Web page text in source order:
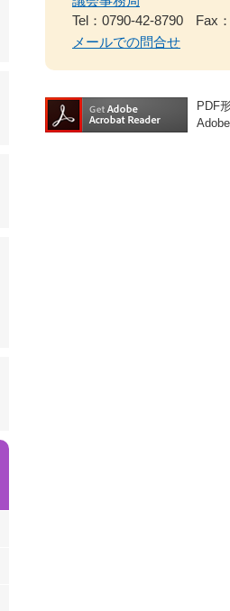
Tel：0790-42-8790
Fax
メールでの問合せ
PDF